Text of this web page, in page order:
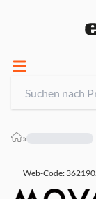
»
Web-Code: